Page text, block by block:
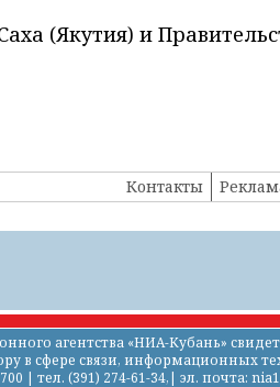
(Якутия) и
Контакты
агентства «НИА-Кубань»
в сфере связи, информационных
| тел. (391) 274-61-34,| эл. почта: